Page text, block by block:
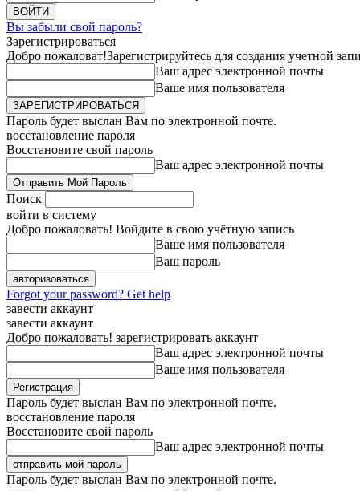
Вы забыли свой пароль?
Зарегистрироваться
Добро пожаловат!Зарегистрируйтесь для создания учетной
Ваш адрес электронной почты
Ваше имя пользователя
Пароль будет выслан Вам по электронной почте.
восстановление пароля
Восстановите свой пароль
Ваш адрес электронной почты
Поиск
войти в систему
Добро пожаловать! Войдите в свою учётную запись
Ваше имя пользователя
Ваш пароль
Forgot your password? Get help
завести аккаунт
завести аккаунт
Добро пожаловать! зарегистрировать аккаунт
Ваш адрес электронной почты
Ваше имя пользователя
Пароль будет выслан Вам по электронной почте.
восстановление пароля
Восстановите свой пароль
Ваш адрес электронной почты
Пароль будет выслан Вам по электронной почте.